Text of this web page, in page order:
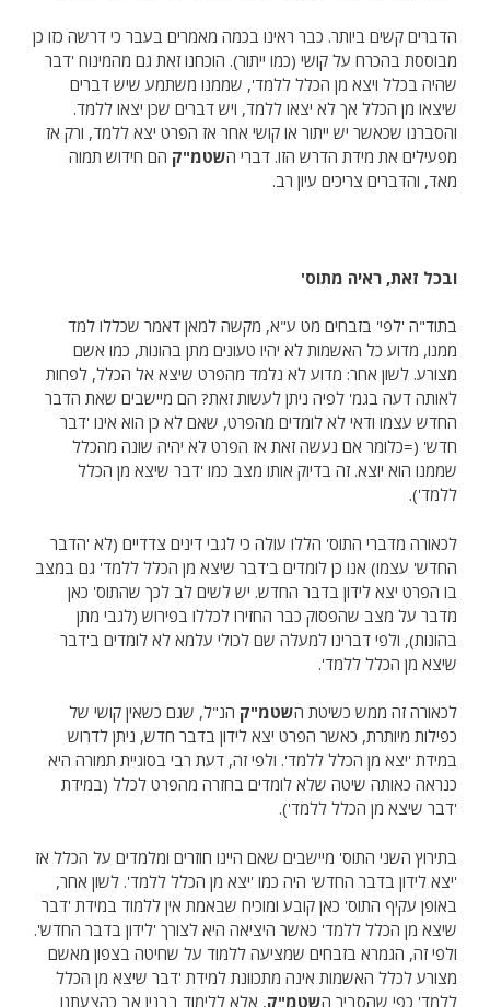
הדברים קשים ביותר. כבר ראינו בכמה מאמרים בעבר כי דרשה כזו כן
מבוססת בהכרח על קושי (כמו ייתור). הוכחנו זאת גם מהמינוח 'דבר
שהיה בכלל ויצא מן הכלל ללמד', שממנו משתמע שיש דברים
שיצאו מן הכלל אך לא יצאו ללמד, ויש דברים שכן יצאו ללמד.
והסברנו שכאשר יש ייתור או קושי אחר אז הפרט יצא ללמד, ורק אז
מפעילים את מידת הדרש הזו. דברי השטמ"ק הם חידוש תמוה
מאד, והדברים צריכים עיון רב.
ובכל זאת, ראיה מתוס'
בתוד"ה 'לפי' בזבחים מט ע"א, מקשה למאן דאמר שכללו למד
ממנו, מדוע כל האשמות לא יהיו טעונים מתן בהונות, כמו אשם
מצורע. לשון אחר: מדוע לא נלמד מהפרט שיצא אל הכלל, לפחות
לאותה דעה בגמ' לפיה ניתן לעשות זאת? הם מיישבים שאת הדבר
החדש עצמו ודאי לא לומדים מהפרט, שאם לא כן הוא אינו 'דבר
חדש' (=כלומר אם נעשה זאת אז הפרט לא יהיה שונה מהכלל
שממנו הוא יוצא. זה בדיוק אותו מצב כמו 'דבר שיצא מן הכלל
ללמד').
לכאורה מדברי התוס' הללו עולה כי לגבי דינים צדדיים (לא 'הדבר
החדש' עצמו) אנו כן לומדים ב'דבר שיצא מן הכלל ללמד' גם במצב
בו הפרט יצא לידון בדבר החדש. יש לשים לב לכך שהתוס' כאן
מדבר על מצב שהפסוק כבר החזירו לכללו בפירוש (לגבי מתן
בהונות), ולפי דברינו למעלה שם לכולי עלמא לא לומדים ב'דבר
שיצא מן הכלל ללמד'.
לכאורה זה ממש כשיטת השטמ"ק הנ"ל, שגם כשאין קושי של
כפילות מיותרת, כאשר הפרט יצא לידון בדבר חדש, ניתן לדרוש
במידת 'יצא מן הכלל ללמד'. ולפי זה, דעת רבי בסוגיית תמורה היא
כנראה כאותה שיטה שלא לומדים בחזרה מהפרט לכלל (במידת
'דבר שיצא מן הכלל ללמד').
בתירוץ השני התוס' מיישבים שאם היינו חוזרים ומלמדים על הכלל אז
'יצא לידון בדבר החדש' היה כמו 'יצא מן הכלל ללמד'. לשון אחר,
באופן עקיף התוס' כאן קובע ומוכיח שבאמת אין ללמוד במידת 'דבר
שיצא מן הכלל ללמד' כאשר היציאה היא לצורך 'לידון בדבר החדש'.
ולפי זה, הגמרא בזבחים שמציעה ללמוד על שחיטה בצפון מאשם
מצורע לכלל האשמות אינה מתכוונת למידת 'דבר שיצא מן הכלל
ללמד' כפי שהסביר השטמ"ק, אלא ללימוד בבנין אב כהצעתנו